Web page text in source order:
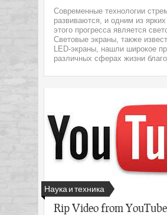
Современные технологии
развиваются, и одним из
этого прогресса является
Световые экраны, также
LED-экраны, нашли широкое
различных сферах жизни
Наука и техника
Rip Video from